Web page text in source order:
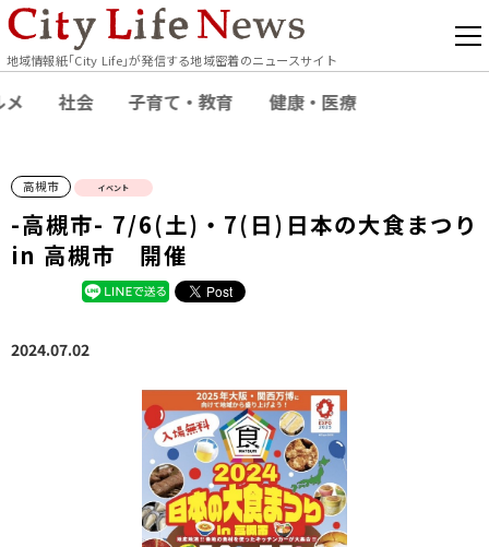
地域情報紙｢City Life｣が発信する地域密着のニュースサイト
メ 社会 子育て・教育 健康・医療
高槻市 イベント
-高槻市- 7/6(土)・7(日)日本の大食まつり
in 高槻市 開催
2024.07.02